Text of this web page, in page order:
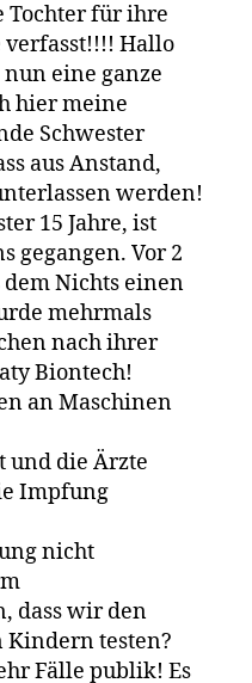
Tochter für ihre
verfasst!!!! Hallo
eine ganze
hier meine
Schwester
aus Anstand,
werden!
15 Jahre, ist
gegangen. Vor 2
Nichts einen
mehrmals
nach ihrer
Biontech!
an Maschinen
und die Ärzte
Impfung
nicht
dass wir den
testen?
Fälle publik! Es